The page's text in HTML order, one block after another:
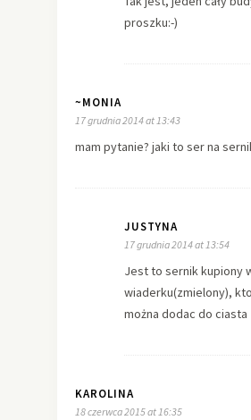
proszku:-)
~MONIA
17 grudnia 2014 at 13:43
mam pytanie? jaki to ser na
JUSTYNA
17 grudnia 2014 at 13:54
Jest to sernik kupiony
wiaderku(zmielony),
można dodac do ciasta
KAROLINA
18 czerwca 2015 at 16:35